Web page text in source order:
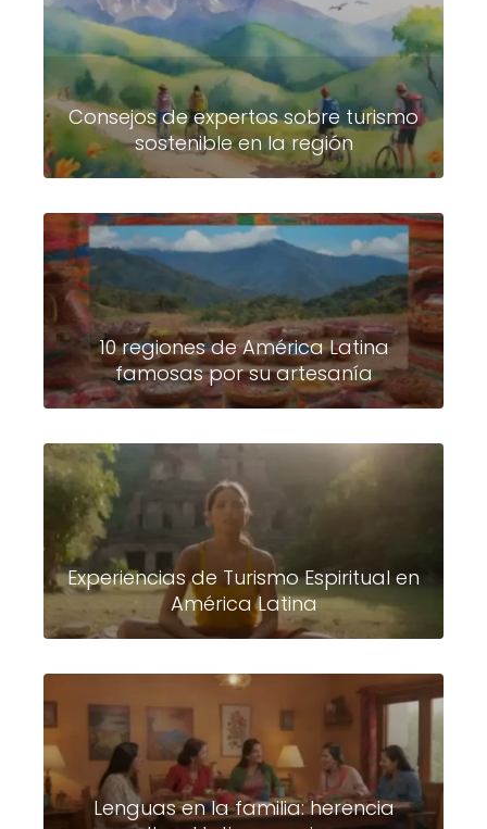
Consejos de expertos sobre turismo
sostenible en la región
10 regiones de América Latina
famosas por su artesanía
Experiencias de Turismo Espiritual en
América Latina
Lenguas en la familia: herencia